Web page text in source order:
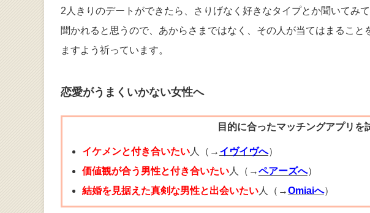
2人きりのデートができたら、さりげなく好きなタイプとか聞いてみ
聞かれると思うので、あからさまではなく、その人が当てはまるこ
ますよう祈っています。
恋愛がうまくいかない女性へ
目的に合ったマッチングアプリを
イケメンと付き合いたい人（→ イヴイヴへ）
価値観が合う男性と付き合いたい人（→ペアーズへ）
結婚を見据えた真剣な男性と出会いたい人（→Omiaiへ）